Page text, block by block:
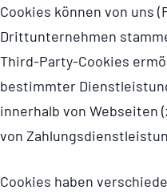
Cookies können von uns
Dritt­un­ter­nehmen
Third-Party-Cookies
bestimmter
innerhalb von Webseiten
von
Cookies haben